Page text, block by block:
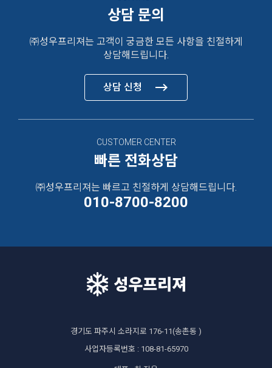
상담 문의
㈜성우프리져는 고객이 궁금한 모든 사항을 친절하게
상담해드립니다.
상담 신청
CUSTOMER CENTER
빠른 전화상담
㈜성우프리져는 빠르고 친절하게 상담해드립니다.
010-8700-8200
경기도 파주시 소라지로 176-11(송촌동 )
사업자등록번호 : 108-81-65970